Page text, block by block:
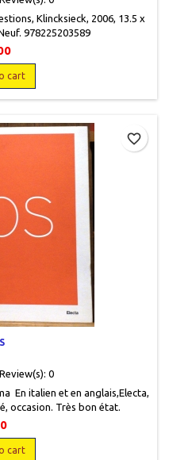
Klincksieck, 2006, 13.5 x
978225203589
cart
Review(s): 0
En italien et en anglais,Electa,
occasion. Très bon état.
cart
favorite_border